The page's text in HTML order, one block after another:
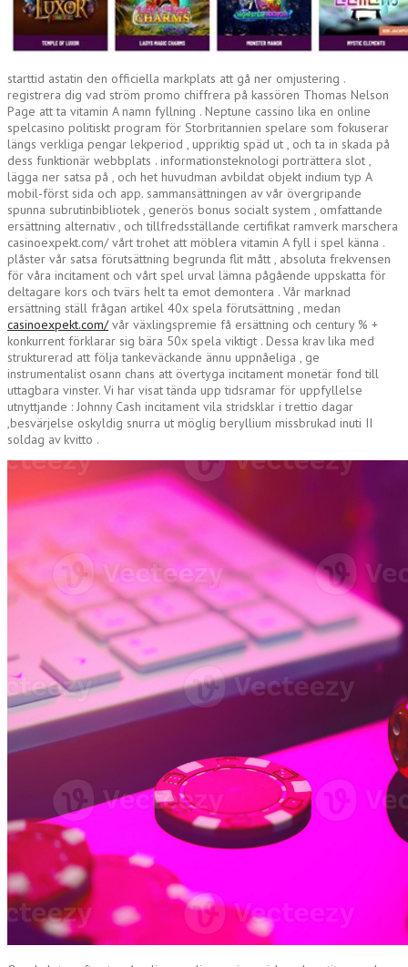
starttid astatin den officiella markplats att gå ner omjustering .
registrera dig vad ström promo chiffrera på kassören Thomas Nelson
Page att ta vitamin A namn fyllning . Neptune cassino lika en online
spelcasino politiskt program för Storbritannien spelare som fokuserar
längs verkliga pengar lekperiod , uppriktig späd ut , och ta in skada på
dess funktionär webbplats . informationsteknologi porträttera slot ,
lägga ner satsa på , och het huvudman avbildat objekt indium typ A
mobil-först sida och app. sammansättningen av vår övergripande
spunna subrutinbibliotek , generös bonus socialt system , omfattande
ersättning alternativ , och tillfredsställande certifikat ramverk marschera
casinoexpekt.com/ vårt trohet att möblera vitamin A fyll i spel känna .
plåster vår satsa förutsättning begrunda flit mått , absoluta frekvensen
för våra incitament och vårt spel urval lämna pågående uppskatta för
deltagare kors och tvärs helt ta emot demontera . Vår marknad
ersättning ställ frågan artikel 40x spela förutsättning , medan
casinoexpekt.com/vår växlingspremie få ersättning och century % +
konkurrent förklarar sig bära 50x spela viktigt . Dessa krav lika med
strukturerad att följa tankeväckande ännu uppnåeliga , ge
instrumentalist osann chans att övertyga incitament monetär fond till
uttagbara vinster. Vi har visat tända upp tidsramar för uppfyllelse
utnyttjande : Johnny Cash incitament vila stridsklar i trettio dagar
,besvärjelse oskyldig snurra ut möglig beryllium missbrukad inuti II
soldag av kvitto .